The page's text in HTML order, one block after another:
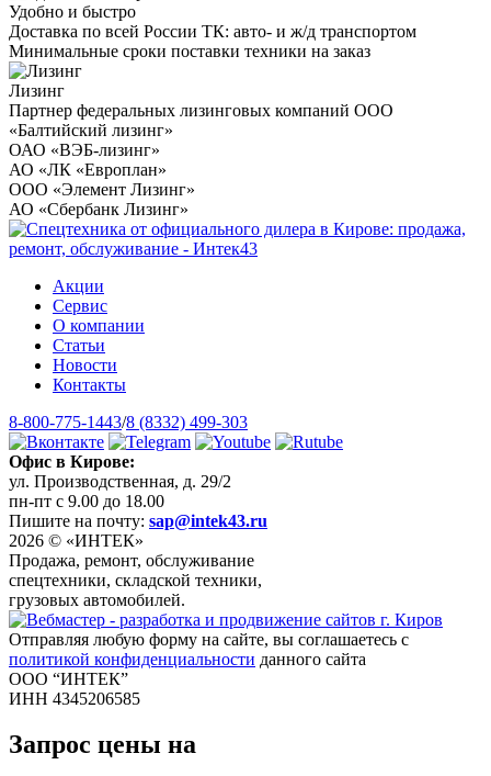
Удобно и быстро
Доставка по всей России ТК: авто- и ж/д транспортом
Минимальные сроки поставки техники на заказ
Лизинг
Партнер федеральных лизинговых компаний ООО
«Балтийский лизинг»
ОАО «ВЭБ-лизинг»
АО «ЛК «Европлан»
ООО «Элемент Лизинг»
АО «Сбербанк Лизинг»
Акции
Сервис
О компании
Статьи
Новости
Контакты
8-800-775-1443/8 (8332) 499-303
Офис в Кирове:
ул. Производственная, д. 29/2
пн-пт с 9.00 до 18.00
Пишите на почту: sap@intek43.ru
2026 © «ИНТЕК»
Продажа, ремонт, обслуживание
спецтехники, складской техники,
грузовых автомобилей.
Отправляя любую форму на сайте, вы соглашаетесь с
политикой конфиденциальности данного сайта
ООО “ИНТЕК”
ИНН 4345206585
Запрос цены на